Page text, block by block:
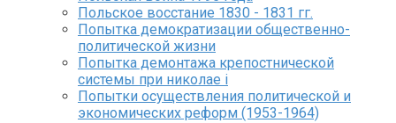
Польское восстание 1830 - 1831 гг.
Попытка демократизации общественно-
политической жизни
Попытка демонтажа крепостнической
системы при николае i
Попытки осуществления политической и
экономических реформ (1953-1964)